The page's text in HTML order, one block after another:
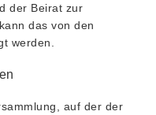
der Beirat zur
das von den
werden.
auf der der